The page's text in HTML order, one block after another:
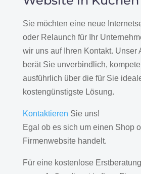
Sie möchten eine neue
oder Relaunch für Ihr
wir uns auf Ihren Kontakt. Unser
berät Sie unverbindlich,
ausführlich über die für Sie
kostengünstigste Lösung.
Kontaktieren Sie uns!
Egal ob es sich um einen Shop
Firmenwebsite handelt.
Für eine kostenlose